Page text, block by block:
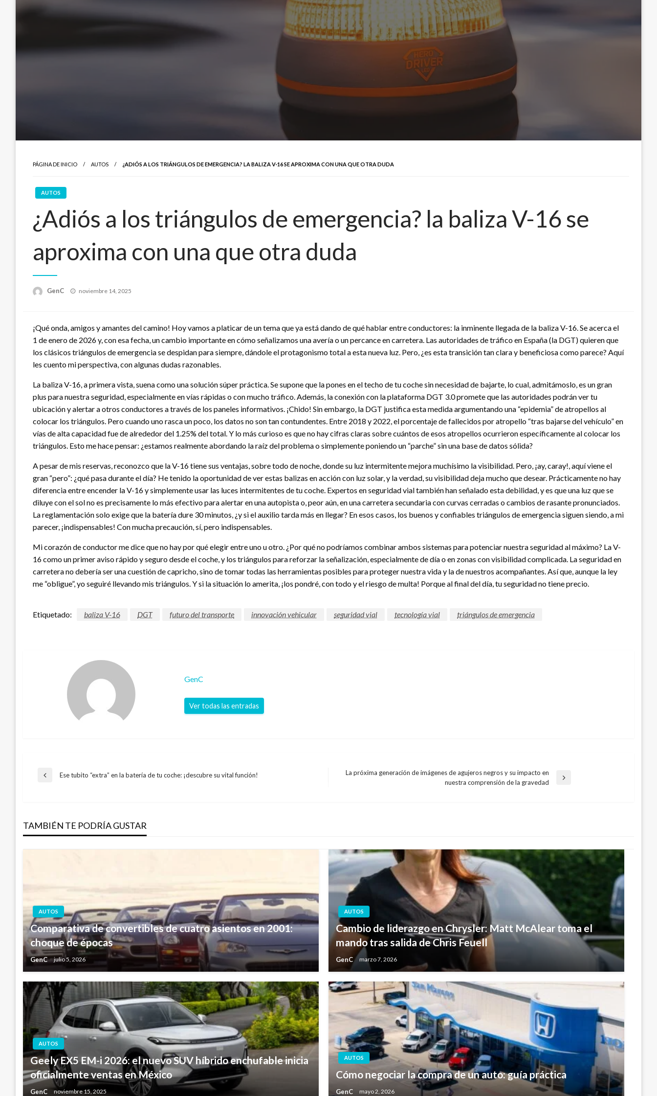
PÁGINA DE INICIO AUTOS ¿ADIÓS A LOS TRIÁNGULOS DE EMERGENCIA? LA BALIZA V-16 SE APROXIMA CON UNA QUE OTRA DUDA
AUTOS
¿Adiós a los triángulos de emergencia? la baliza V-16 se
aproxima con una que otra duda
GenC
Publicado
noviembre 14, 2025
¡Qué onda, amigos y amantes del camino! Hoy vamos a platicar de un tema que ya está dando de qué hablar entre conductores: la inminente llegada de la baliza V-16. Se acerca el
1 de enero de 2026 y, con esa fecha, un cambio importante en cómo señalizamos una avería o un percance en carretera. Las autoridades de tráfico en España (la DGT) quieren que
los clásicos triángulos de emergencia se despidan para siempre, dándole el protagonismo total a esta nueva luz. Pero, ¿es esta transición tan clara y beneficiosa como parece? Aquí
les cuento mi perspectiva, con algunas dudas razonables.
La baliza V-16, a primera vista, suena como una solución súper práctica. Se supone que la pones en el techo de tu coche sin necesidad de bajarte, lo cual, admitámoslo, es un gran
plus para nuestra seguridad, especialmente en vías rápidas o con mucho tráfico. Además, la conexión con la plataforma DGT 3.0 promete que las autoridades podrán ver tu
ubicación y alertar a otros conductores a través de los paneles informativos. ¡Chido! Sin embargo, la DGT justifica esta medida argumentando una “epidemia” de atropellos al
colocar los triángulos. Pero cuando uno rasca un poco, los datos no son tan contundentes. Entre 2018 y 2022, el porcentaje de fallecidos por atropello “tras bajarse del vehículo” en
vías de alta capacidad fue de alrededor del 1.25% del total. Y lo más curioso es que no hay cifras claras sobre cuántos de esos atropellos ocurrieron específicamente al colocar los
triángulos. Esto me hace pensar: ¿estamos realmente abordando la raíz del problema o simplemente poniendo un “parche” sin una base de datos sólida?
A pesar de mis reservas, reconozco que la V-16 tiene sus ventajas, sobre todo de noche, donde su luz intermitente mejora muchísimo la visibilidad. Pero, ¡ay, caray!, aquí viene el
gran “pero”: ¿qué pasa durante el día? He tenido la oportunidad de ver estas balizas en acción con luz solar, y la verdad, su visibilidad deja mucho que desear. Prácticamente no hay
diferencia entre encender la V-16 y simplemente usar las luces intermitentes de tu coche. Expertos en seguridad vial también han señalado esta debilidad, y es que una luz que se
diluye con el sol no es precisamente lo más efectivo para alertar en una autopista o, peor aún, en una carretera secundaria con curvas cerradas o cambios de rasante pronunciados.
La reglamentación solo exige que la batería dure 30 minutos, ¿y si el auxilio tarda más en llegar? En esos casos, los buenos y confiables triángulos de emergencia siguen siendo, a mi
parecer, ¡indispensables! Con mucha precaución, sí, pero indispensables.
Mi corazón de conductor me dice que no hay por qué elegir entre uno u otro. ¿Por qué no podríamos combinar ambos sistemas para potenciar nuestra seguridad al máximo? La V-
16 como un primer aviso rápido y seguro desde el coche, y los triángulos para reforzar la señalización, especialmente de día o en zonas con visibilidad complicada. La seguridad en
carretera no debería ser una cuestión de capricho, sino de tomar todas las herramientas posibles para proteger nuestra vida y la de nuestros acompañantes. Así que, aunque la ley
me “obligue”, yo seguiré llevando mis triángulos. Y si la situación lo amerita, ¡los pondré, con todo y el riesgo de multa! Porque al final del día, tu seguridad no tiene precio.
Etiquetado: baliza V-16 DGT futuro del transporte innovación vehicular seguridad vial tecnología vial triángulos de emergencia
GenC
Ver todas las entradas
Navegación
entradas
Entrada
Ese tubito “extra” en la batería de tu coche: ¡descubre su vital función!
La próxima generación de imágenes de agujeros negros y su impacto en
nuestra comprensión de la gravedad
TAMBIÉN TE PODRÍA GUSTAR
AUTOS
Comparativa de convertibles de cuatro asientos en 2001:
choque de épocas
GenC julio 5, 2026
AUTOS
Cambio de liderazgo en Chrysler: Matt McAlear toma el
mando tras salida de Chris Feuell
GenC marzo 7, 2026
AUTOS
Geely EX5 EM-i 2026: el nuevo SUV híbrido enchufable inicia
oficialmente ventas en México
GenC noviembre 15, 2025
AUTOS
Cómo negociar la compra de un auto: guía práctica
GenC mayo 2, 2026